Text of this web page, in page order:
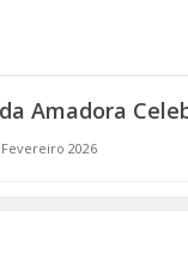
Amadora
2026